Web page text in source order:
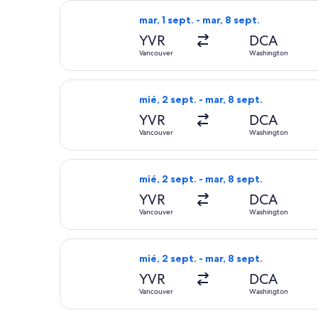
mar, 1 sept. - mar, 8 sept.
YVR
Vancouver
DCA
Washington
Seleccionar vuelo de American
mié, 2 sept. - mar, 8 sept.
YVR
Vancouver
DCA
Washington
Seleccionar vuelo de Air Canada,
mié, 2 sept. - mar, 8 sept.
YVR
Vancouver
DCA
Washington
Seleccionar vuelo de Air Canada,
mié, 2 sept. - mar, 8 sept.
YVR
Vancouver
DCA
Washington
Seleccionar vuelo de Air Canada,